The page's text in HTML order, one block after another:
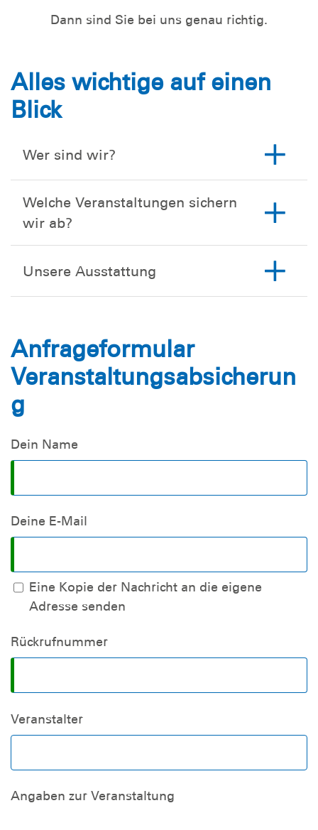
Dann sind Sie bei uns genau richtig.
Alles wichtige auf einen
Blick
Wer sind wir?
Welche Veranstaltungen sichern
wir ab?
Unsere Ausstattung
Anfrageformular
Veranstaltungsabsicherun
g
Dein Name
Deine E-Mail
Eine Kopie der Nachricht an die eigene
Adresse senden
Rückrufnummer
Veranstalter
Angaben zur Veranstaltung